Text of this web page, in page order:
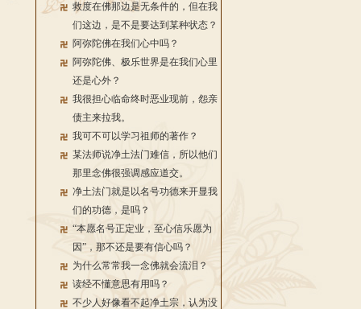
救度在佛那边是无条件的，但在我
们这边，是不是要达到某种状态？
阿弥陀佛在我们心中吗？
阿弥陀佛、极乐世界是在我们心里
还是心外？
我很担心临命终时恶业现前，怨亲
债主来拉我。
我可不可以学习祖师的著作？
某法师说净土法门难信，所以他们
那里念佛很强调感应道交。
净土法门就是以名号功德来开显我
们的功德，是吗？
“本愿名号正定业，至心信乐愿为
因”，那不还是要有信心吗？
为什么常常我一念佛就会流泪？
读经不懂意思有用吗？
不少人好像看不起净土宗，认为没